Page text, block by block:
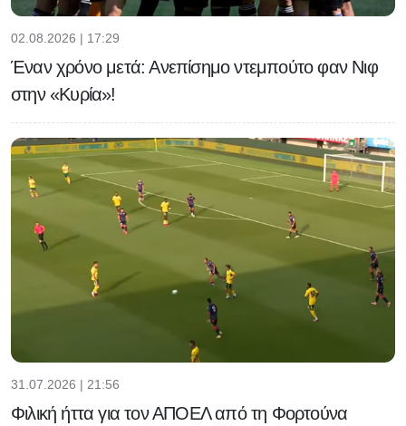
02.08.2026 | 17:29
Έναν χρόνο μετά: Ανεπίσημο ντεμπούτο φαν Νιφ
στην «Κυρία»!
31.07.2026 | 21:56
Φιλική ήττα για τον ΑΠΟΕΛ από τη Φορτούνα